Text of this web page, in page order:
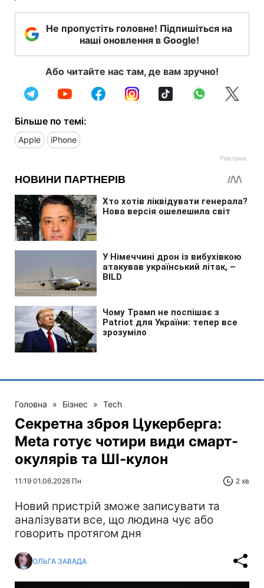
Не пропустіть головне! Підпишіться на
наші оновлення в Google!
Або читайте нас там, де вам зручно!
Більше по темі:
Apple iPhone
Головна » Бізнес » Tech
Секретна зброя Цукерберга:
Meta готує чотири види смарт-
окулярів та ШІ-кулон
11:19 01.06.2026 Пн 2 хв
Новий пристрій зможе записувати та
аналізувати все, що людина чує або
говорить протягом дня
ОЛЬГА ЗАВАДА